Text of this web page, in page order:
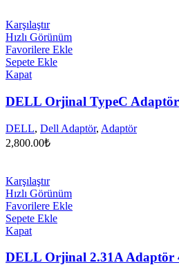
Karşılaştır
Hızlı Görünüm
Favorilere Ekle
Sepete Ekle
Kapat
DELL Orjinal TypeC Adaptör
DELL, Dell Adaptör, Adaptör
2,800.00₺
Karşılaştır
Hızlı Görünüm
Favorilere Ekle
Sepete Ekle
Kapat
DELL Orjinal 2.31A Adaptör